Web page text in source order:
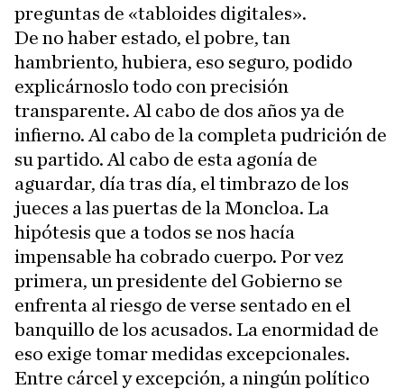
preguntas de «tabloides digitales».
De no haber estado, el pobre, tan
hambriento, hubiera, eso seguro, podido
explicárnoslo todo con precisión
transparente. Al cabo de dos años ya de
infierno. Al cabo de la completa pudrición de
su partido. Al cabo de esta agonía de
aguardar, día tras día, el timbrazo de los
jueces a las puertas de la Moncloa. La
hipótesis que a todos se nos hacía
impensable ha cobrado cuerpo. Por vez
primera, un presidente del Gobierno se
enfrenta al riesgo de verse sentado en el
banquillo de los acusados. La enormidad de
eso exige tomar medidas excepcionales.
Entre cárcel y excepción, a ningún político